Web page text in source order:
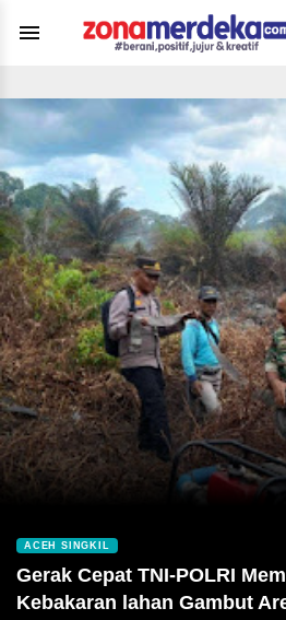
ACEH SINGKIL
Gerak Cepat TNI-POLRI
Kebakaran lahan Gambut